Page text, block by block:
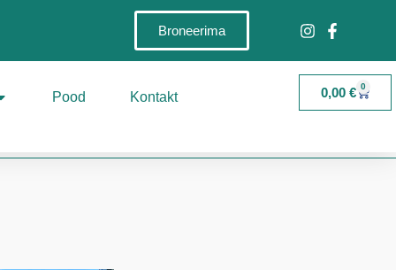
Broneerima
Pood Kontakt 0,00€ 0